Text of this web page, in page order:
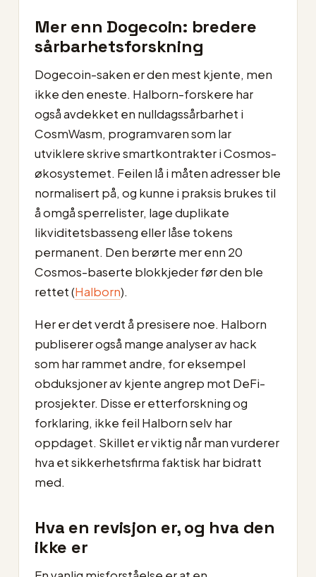
Mer enn Dogecoin: bredere
sårbarhetsforskning
Dogecoin-saken er den mest kjente, men
ikke den eneste. Halborn-forskere har
også avdekket en nulldagssårbarhet i
CosmWasm, programvaren som lar
utviklere skrive smartkontrakter i Cosmos-
økosystemet. Feilen lå i måten adresser ble
normalisert på, og kunne i praksis brukes til
å omgå sperrelister, lage duplikate
likviditetsbasseng eller låse tokens
permanent. Den berørte mer enn 20
Cosmos-baserte blokkjeder før den ble
rettet (Halborn).
Her er det verdt å presisere noe. Halborn
publiserer også mange analyser av hack
som har rammet andre, for eksempel
obduksjoner av kjente angrep mot DeFi-
prosjekter. Disse er etterforskning og
forklaring, ikke feil Halborn selv har
oppdaget. Skillet er viktig når man vurderer
hva et sikkerhetsfirma faktisk har bidratt
med.
Hva en revisjon er, og hva den
ikke er